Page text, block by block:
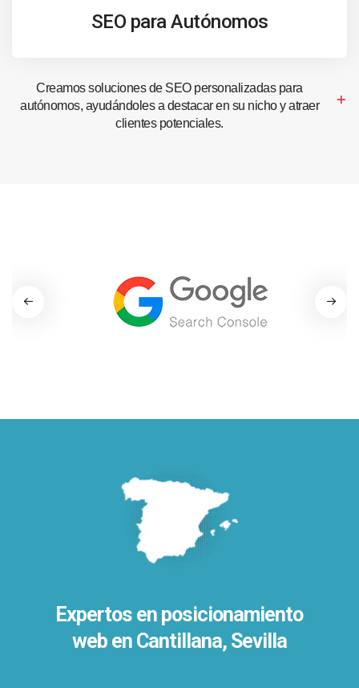
SEO para Autónomos
Creamos soluciones de SEO personalizadas para
autónomos, ayudándoles a destacar en su nicho y atraer
clientes potenciales.
Expertos en posicionamiento
web en Cantillana, Sevilla